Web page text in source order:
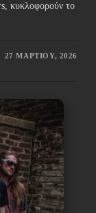
κυκλοφορούν το
27 ΜΑΡΤΊΟΥ, 2026